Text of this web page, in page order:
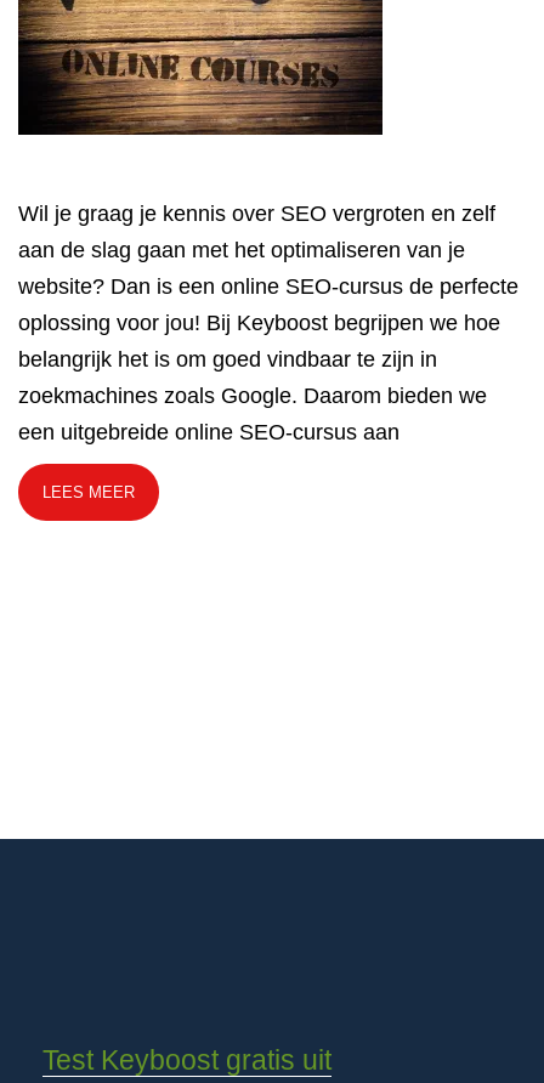
Wil je graag je kennis over SEO vergroten en zelf
aan de slag gaan met het optimaliseren van je
website? Dan is een online SEO-cursus de perfecte
oplossing voor jou! Bij Keyboost begrijpen we hoe
belangrijk het is om goed vindbaar te zijn in
zoekmachines zoals Google. Daarom bieden we
een uitgebreide online SEO-cursus aan
LEES MEER
Test Keyboost gratis uit